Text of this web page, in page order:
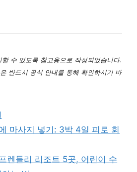
수 있도록 참고용으로 작성되었습니다.
반드시 공식 안내를 통해 확인하시기 바
마사지 넣기: 3박 4일 피로 회
렌들리 리조트 5곳, 어린이 수